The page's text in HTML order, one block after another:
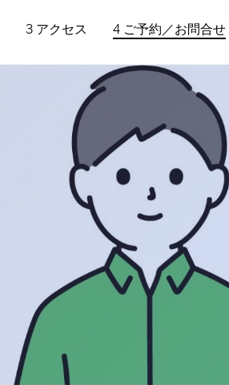
3 アクセス 4 ご予約／お問合せ